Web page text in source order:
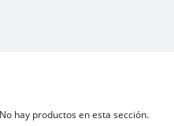
No hay productos en esta sección.